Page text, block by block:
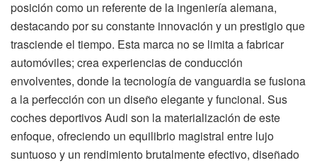
posición como un referente de la ingeniería alemana,
destacando por su constante innovación y un prestigio que
trasciende el tiempo. Esta marca no se limita a fabricar
automóviles; crea experiencias de conducción
envolventes, donde la tecnología de vanguardia se fusiona
a la perfección con un diseño elegante y funcional. Sus
coches deportivos Audi son la materialización de este
enfoque, ofreciendo un equilibrio magistral entre lujo
suntuoso y un rendimiento brutalmente efectivo, diseñado